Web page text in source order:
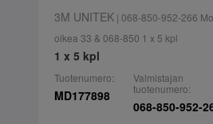
3M UNITEK| 068-850-952-266
oikea 33 & 068-850 1 x 5 kpl
1 x 5 kpl
Tuotenumero:
MD177898
Valmistajan
tuotenumero:
068-850-952-